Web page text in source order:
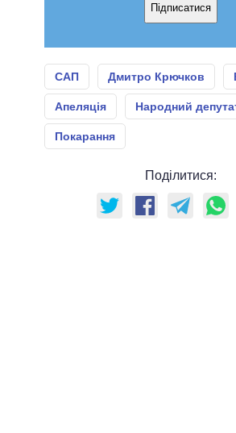
Підписатися
САП Дмитро Крючков
Апеляція Народний
Покарання
Поділитися: